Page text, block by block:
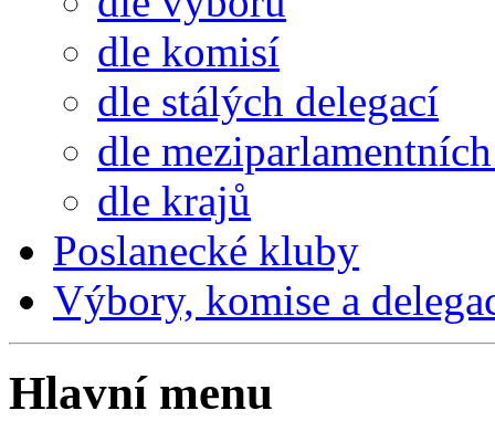
dle komisí
dle stálých delegací
dle
dle krajů
Poslanecké kluby
Výbory, komise a
Hlavní menu